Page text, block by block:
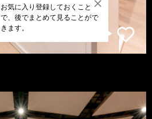
お気に入り登録しておくこと
で、後でまとめて見ることがで
きます。